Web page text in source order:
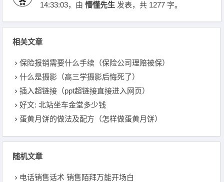
14:33:03，由懵懂先生 发表，共 1277 字。
相关文章
保险报销需要什么手续（保险公司理赔被保）
什么是摄影（高三学摄影后悔死了）
插入超链接（ppt超链接直接进入网页）
好文: 北站坐车金堂多少钱
蛋黄月饼的做法及配方（怎样做蛋黄月饼）
随机文章
电话销售话术 销售陌拜万能开场白